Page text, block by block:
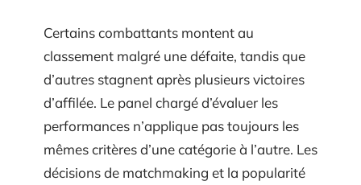
Certains combattants montent au
classement malgré une défaite, tandis que
d’autres stagnent après plusieurs victoires
d’affilée. Le panel chargé d’évaluer les
performances n’applique pas toujours les
mêmes critères d’une catégorie à l’autre. Les
décisions de matchmaking et la popularité